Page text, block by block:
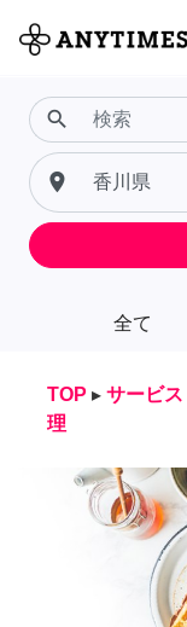
全て
search
place
TOP ▸ サービス
理